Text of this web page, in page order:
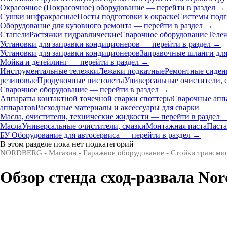
Окрасочное (Покрасочное) оборудование — перейти в раздел →
Сушки инфракрасныеПосты подготовки к окраскеСистемы
Оборудование для кузовного ремонта — перейти в раздел →
СтапелиРастяжки гидравлическиеСварочное оборудование
Установки для заправки кондиционеров — перейти в раздел →
Установки для заправки кондиционеровЗаправочные шланги
Мойка и детейлинг — перейти в раздел →
Инструментальные тележкиЛежаки подкатныеРемонтные
резиновыеПродувочные пистолетыУниверсальные очистители,
Сварочное оборудование — перейти в раздел →
Аппараты контактной точечной сварки cпоттерыСварочные
аппаратовРасходные материалы и аксессуары для сварки
Масла, очистители, технические жидкости — перейти в раздел
МаслаУниверсальные очистители, смазкиМонтажная паста
БУ Оборудование для автосервиса — перейти в раздел →
В этом разделе пока нет подкатегорий
NORDBERG - Магазин - Гаражное оборудование - Стойки
Обзор стенда сход-развала